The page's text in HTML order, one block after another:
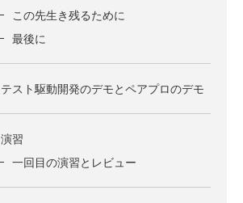
この先生き残るために
最後に
テスト駆動開発のデモとペアプロのデモ
演習
一回目の演習とレビュー